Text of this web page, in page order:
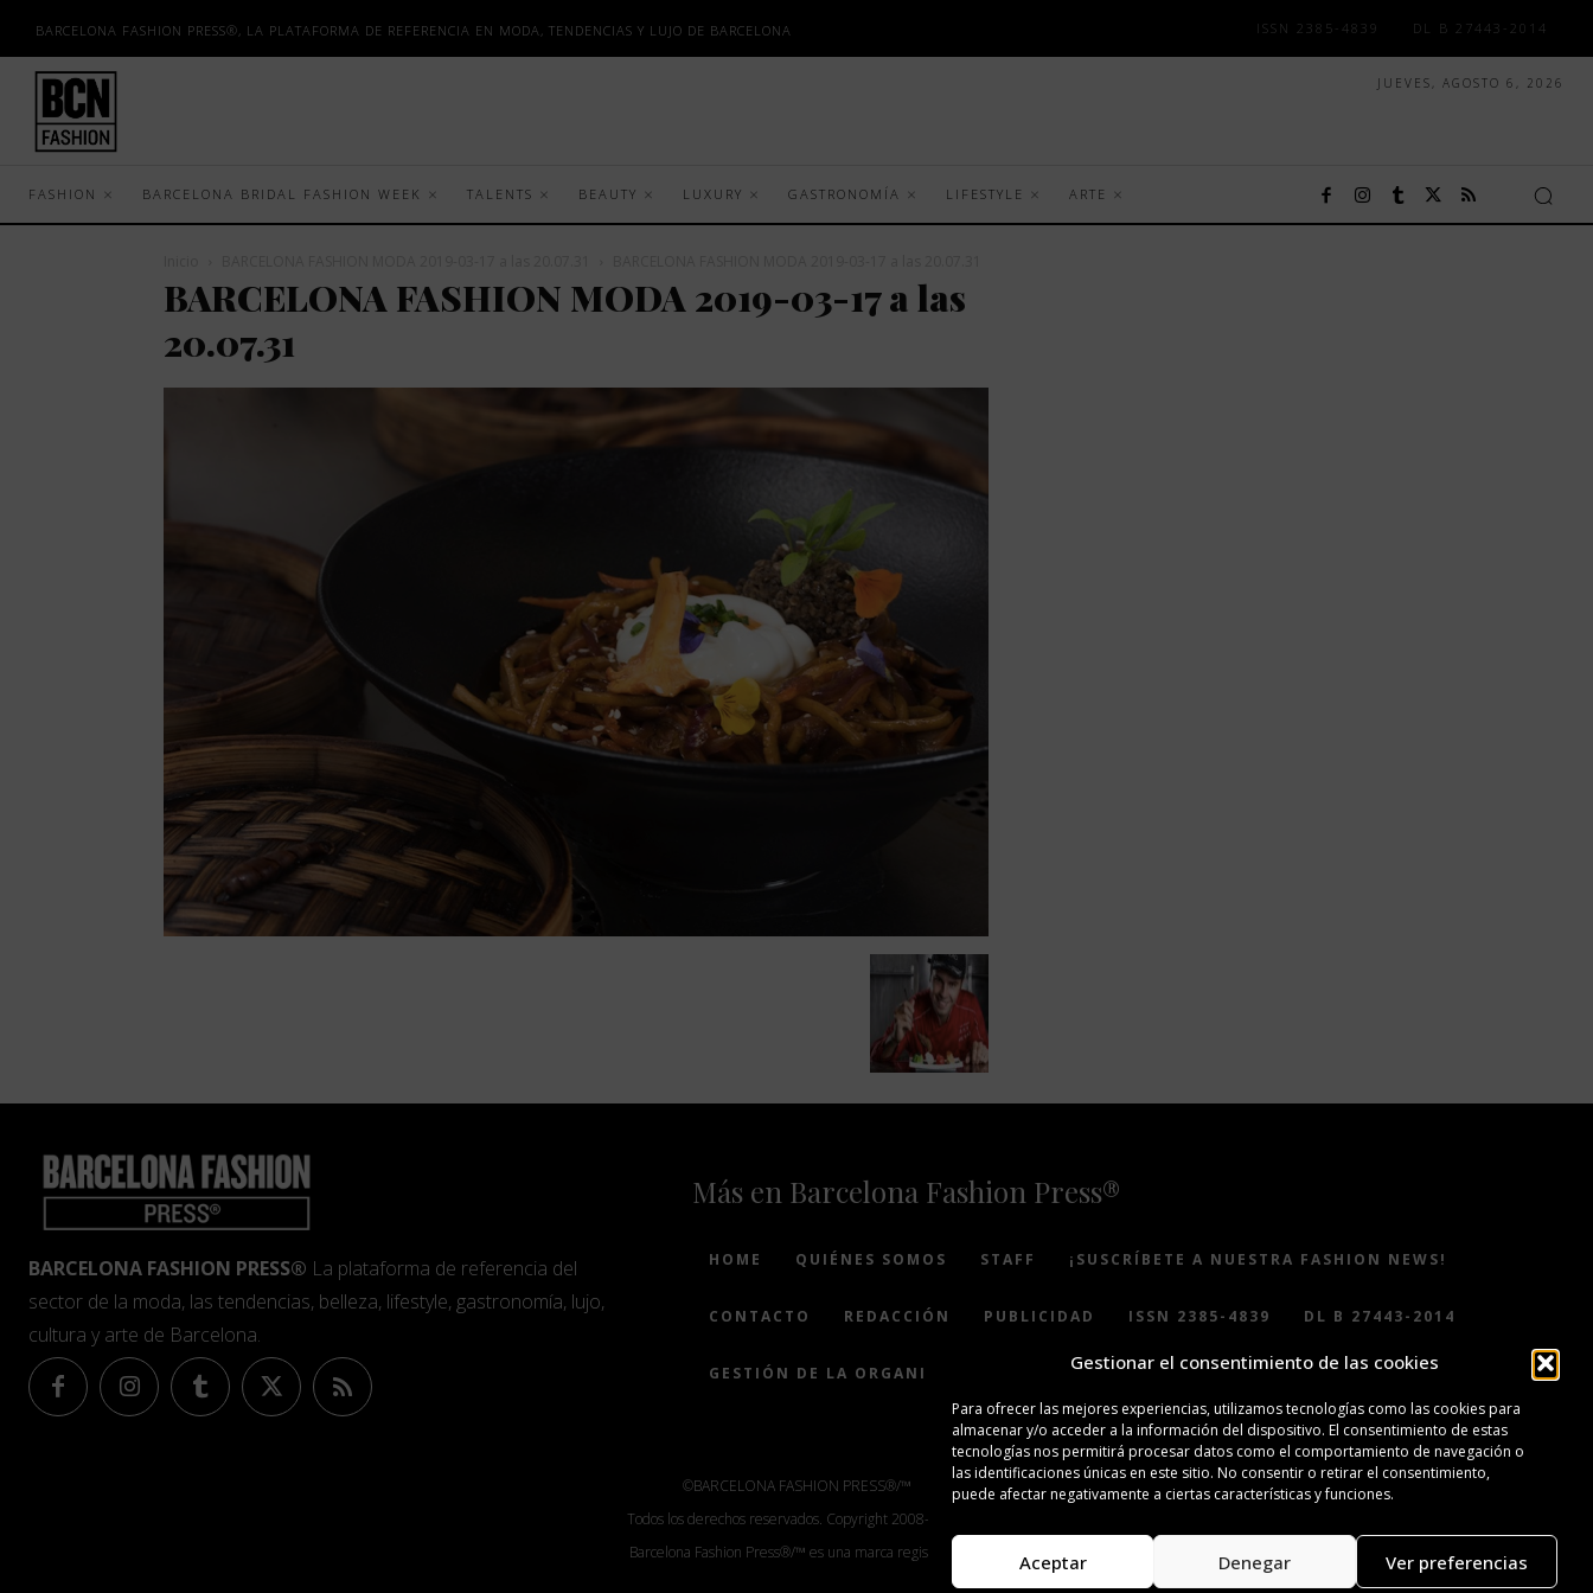
Gestionar el consentimiento de las cookies
Para ofrecer las mejores experiencias, utilizamos tecnologías como las cookies para
almacenar y/o acceder a la información del dispositivo. El consentimiento de estas
tecnologías nos permitirá procesar datos como el comportamiento de navegación o
las identificaciones únicas en este sitio. No consentir o retirar el consentimiento,
puede afectar negativamente a ciertas características y funciones.
Aceptar Denegar Ver preferencias
BARCELONA FASHION PRESS®, LA PLATAFORMA DE REFERENCIA EN MODA, TENDENCIAS Y LUJO DE BARCELONA ISSN 2385-4839 DL B 27443-2014
JUEVES, AGOSTO 6, 2026
FASHION BARCELONA BRIDAL FASHION WEEK TALENTS BEAUTY LUXURY GASTRONOMÍA LIFESTYLE ARTE
BARCELONA FASHION MODA 2019-03-17 a las
20.07.31
BARCELONA FASHION PRESS® La plataforma de referencia del
sector de la moda, las tendencias, belleza, lifestyle, gastronomía, lujo,
cultura y arte de Barcelona.
Más en Barcelona Fashion Press®
HOME QUIÉNES SOMOS STAFF ¡SUSCRÍBETE A NUESTRA FASHION NEWS!
CONTACTO REDACCIÓN PUBLICIDAD ISSN 2385-4839 DL B 27443-2014
GESTIÓN DE LA ORGANIZACIÓN
©BARCELONA FASHION PRESS®/™
Todos los derechos reservados. Copyright 2008-2024.
Barcelona Fashion Press®/™ es una marca registrada.